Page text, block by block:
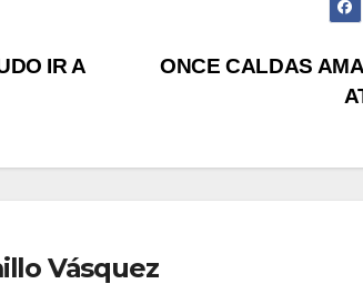
ONCE CALDAS
IR A
Vásquez